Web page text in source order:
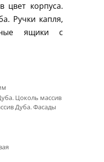
цвет корпуса.
Ручки капля,
ящики с
Цоколь массив
Дуба. Фасады